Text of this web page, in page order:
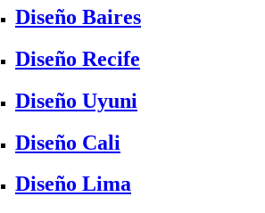
Diseño Baires
Diseño Recife
Diseño Uyuni
Diseño Cali
Diseño Lima